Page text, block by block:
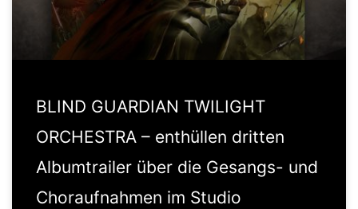
BLIND GUARDIAN TWILIGHT
ORCHESTRA – enthüllen dritten
Albumtrailer über die Gesangs- und
Choraufnahmen im Studio